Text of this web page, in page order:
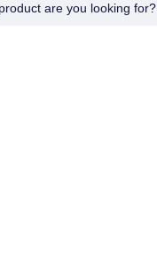
are you looking for?